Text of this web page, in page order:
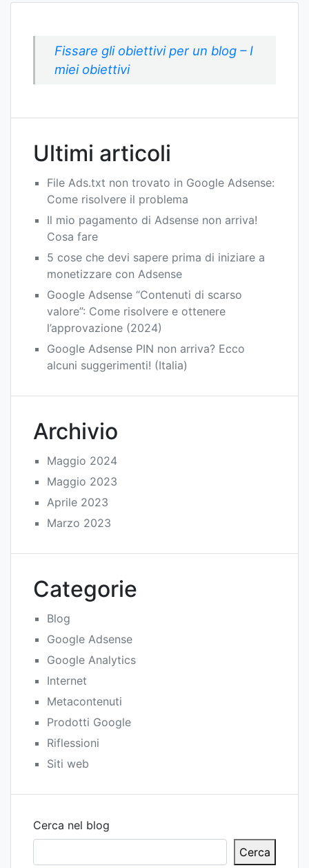
Fissare gli obiettivi per un blog – I
miei obiettivi
Ultimi articoli
File Ads.txt non trovato in Google Adsense:
Come risolvere il problema
Il mio pagamento di Adsense non arriva!
Cosa fare
5 cose che devi sapere prima di iniziare a
monetizzare con Adsense
Google Adsense “Contenuti di scarso
valore”: Come risolvere e ottenere
l’approvazione (2024)
Google Adsense PIN non arriva? Ecco
alcuni suggerimenti! (Italia)
Archivio
Maggio 2024
Maggio 2023
Aprile 2023
Marzo 2023
Categorie
Blog
Google Adsense
Google Analytics
Internet
Metacontenuti
Prodotti Google
Riflessioni
Siti web
Cerca nel blog
Cerca